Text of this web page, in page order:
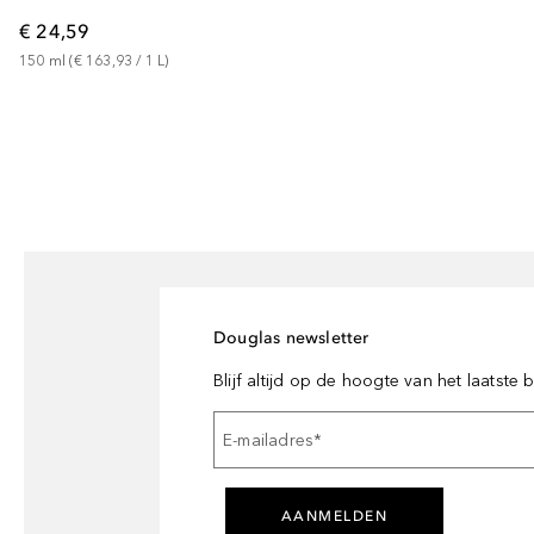
€ 24,59
150 ml (€ 163,93 / 1 L)
Douglas newsletter
Blijf altijd op de hoogte van het laatste
E-mailadres*
AANMELDEN